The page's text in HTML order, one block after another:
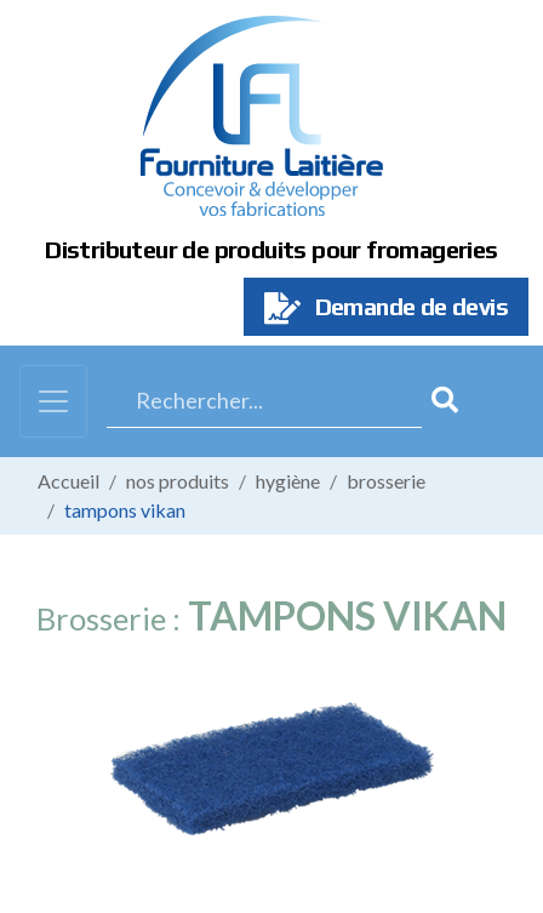
Distributeur de produits pour fromageries
Demande de devis
Accueil nos produits hygiène
brosserie
tampons vikan
Brosserie : TAMPONS VIKAN
Panneau de gestion des cookies